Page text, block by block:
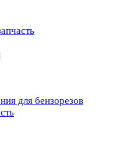
для бензорезов